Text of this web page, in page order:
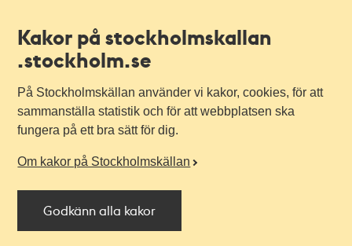
Kakor på stockholmskallan
.stockholm.se
På Stockholmskällan använder vi kakor, cookies, för att
sammanställa statistik och för att webbplatsen ska
fungera på ett bra sätt för dig.
Om kakor på Stockholmskällan
Godkänn alla kakor